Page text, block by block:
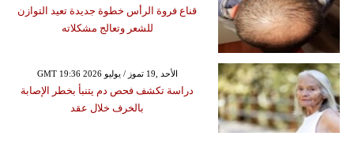
قناع فروة الرأس خطوة جديدة تعيد التوازن
للشعر وتعالج مشكلاته
GMT 19:36 2026 الأحد ,19 تموز / يوليو
دراسة تكشف فحص دم يتنبأ بخطر الإصابة
بالخرف خلال عقد